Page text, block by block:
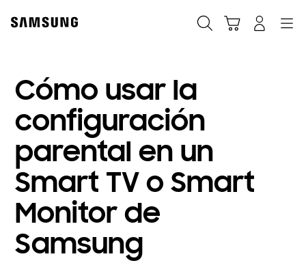
content
Cómo usar la
configuración
parental en un
Smart TV o Smart
Monitor de
Samsung